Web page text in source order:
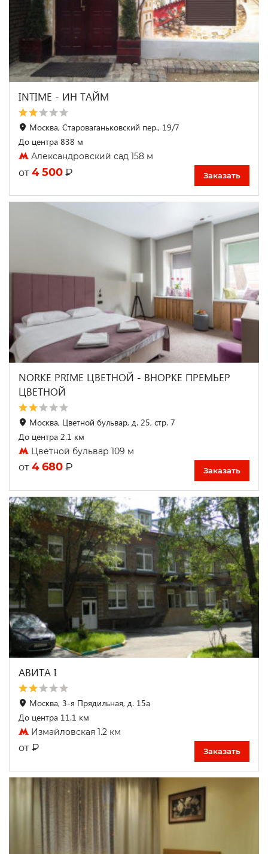
INTIME - ИН ТАЙМ
Москва, Староваганьковский пер., 19/7
До центра 838 м
Александровский сад 158 м
от 4 500 ₽ Заказать
NORKE PRIME ЦВЕТНОЙ - ВНОРКЕ ПРЕМЬЕР
ЦВЕТНОЙ
Москва, Цветной бульвар, д. 25, стр. 7
До центра 2.1 км
Цветной бульвар 109 м
от 4 680 ₽ Заказать
АВИТА I
Москва, 3-я Прядильная, д. 15а
До центра 11.1 км
Измайловская 1.2 км
от ₽ Заказать